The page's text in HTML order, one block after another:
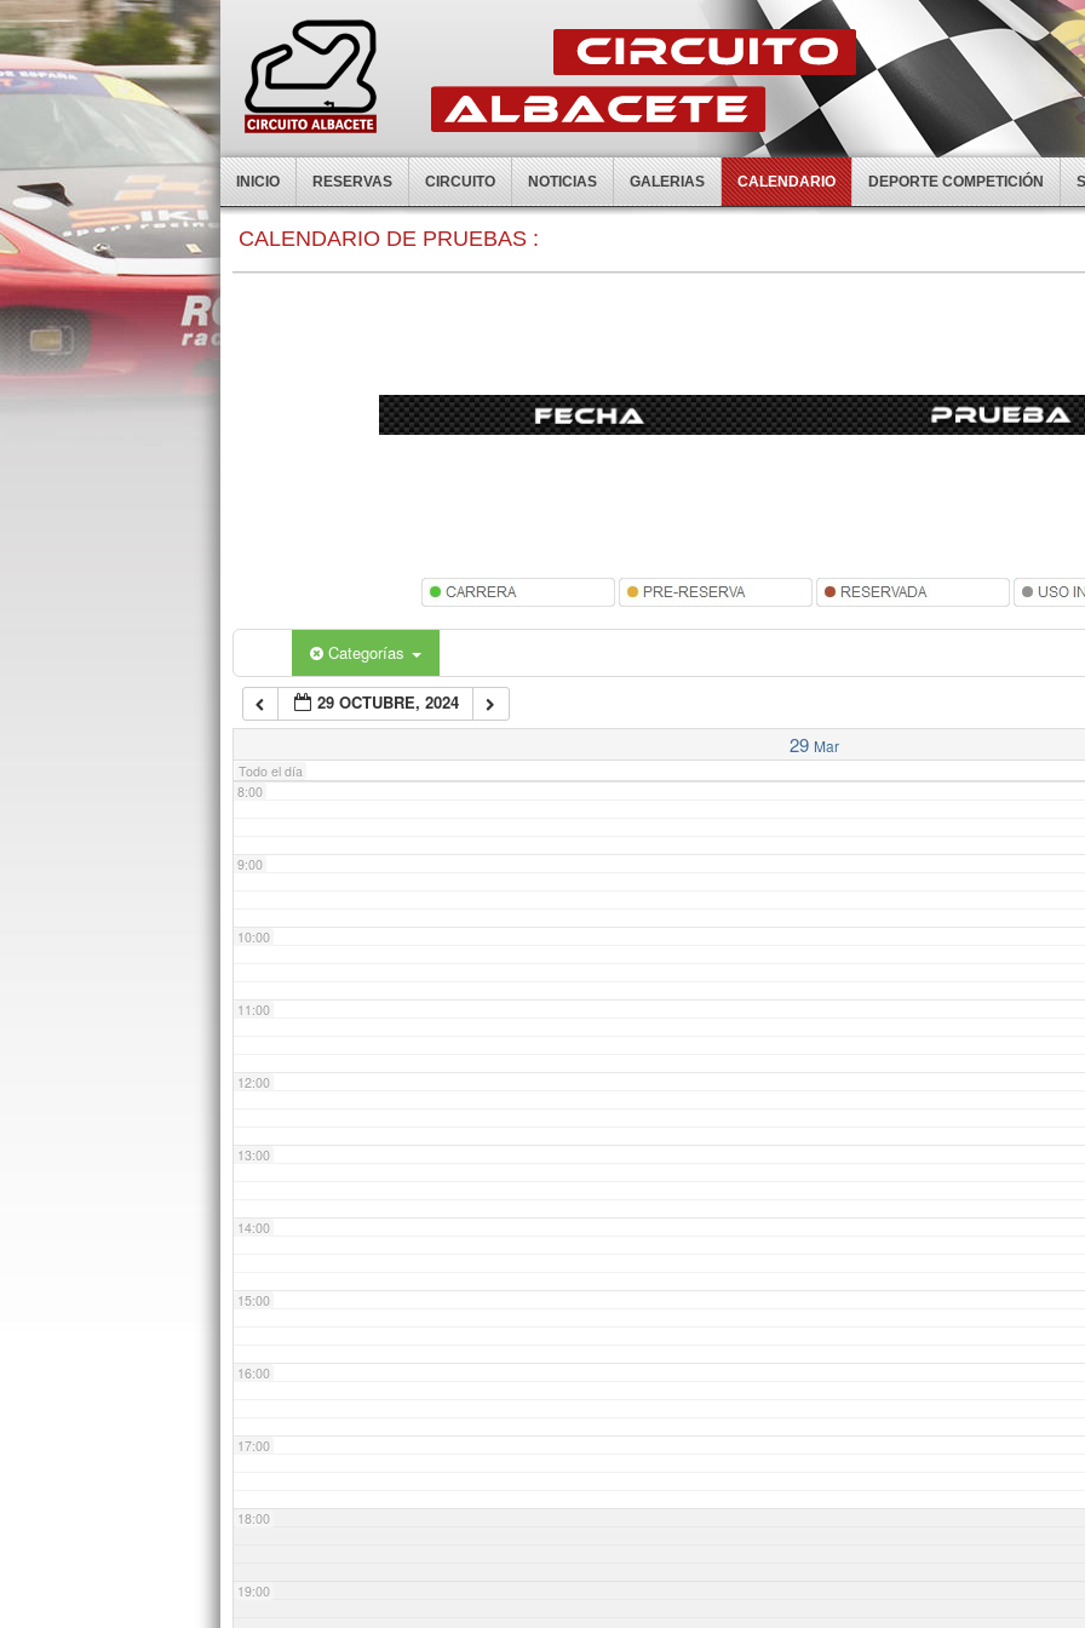
INICIO RESERVAS CIRCUITO NOTICIAS GALERIAS CALENDARIO DEPORTE COMPETICIÓN
CALENDARIO DE PRUEBAS :
Categorías
29 OCTUBRE, 2024
29 Mar
Todo el día
0:00
7:00
8:00
9:00
10:00
11:00
12:00
13:00
14:00
15:00
16:00
17:00
18:00
19:00